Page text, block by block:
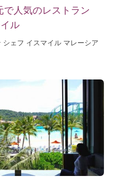
で人気のレストラン
ル
ェフ イスマイル マレーシア